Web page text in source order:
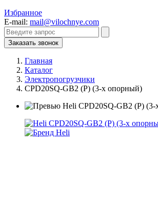
Избранное
E-mail: mail@vilochnye.com
Заказать звонок
Главная
Каталог
Электропогрузчики
CPD20SQ-GB2 (P) (3-х опорный)